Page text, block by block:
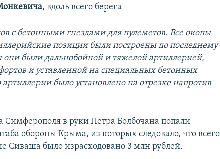
, вдоль всего берега
с бетонными гнездами для пулеметов. Все окопы
позиции были построены по последнему
они были дальнобойной и тяжелой артиллерией,
и уставленной на специальных бетонных
было установлено на отрезке напротив
Симферополя в руки Петра Болбочана попали
обороны Крыма, из которых следовало, что всего
Сиваша было израсходовано 3 млн рублей.